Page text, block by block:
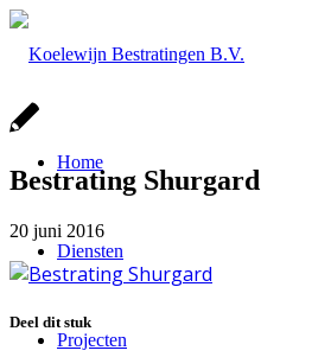
Home
Diensten
Projecten
Bestrating Shurgard
20 juni 2016
Deel dit stuk